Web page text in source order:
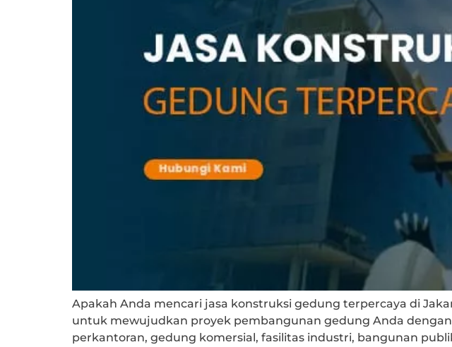
Apakah Anda mencari jasa konstruksi gedung terpercaya di
untuk mewujudkan proyek pembangunan gedung Anda
perkantoran, gedung komersial, fasilitas industri, bangunan